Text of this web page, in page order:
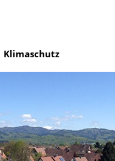
Klimaschutz